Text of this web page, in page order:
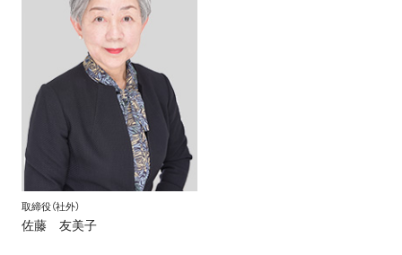
取締役（社外）
佐藤 友美子